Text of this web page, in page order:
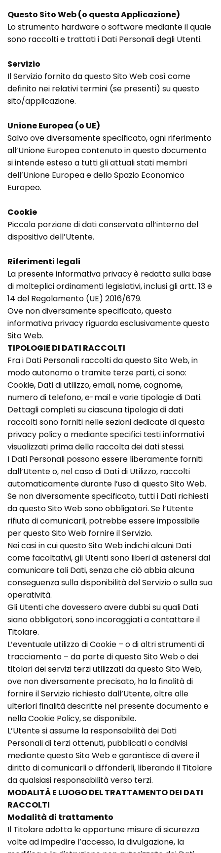
Questo Sito Web (o questa Applicazione)
Lo strumento hardware o software mediante il quale
sono raccolti e trattati i Dati Personali degli Utenti.
Servizio
Il Servizio fornito da questo Sito Web così come
definito nei relativi termini (se presenti) su questo
sito/applicazione.
Unione Europea (o UE)
Salvo ove diversamente specificato, ogni riferimento
all’Unione Europea contenuto in questo documento
si intende esteso a tutti gli attuali stati membri
dell’Unione Europea e dello Spazio Economico
Europeo.
Cookie
Piccola porzione di dati conservata all’interno del
dispositivo dell’Utente.
Riferimenti legali
La presente informativa privacy è redatta sulla base
di molteplici ordinamenti legislativi, inclusi gli artt. 13 e
14 del Regolamento (UE) 2016/679.
Ove non diversamente specificato, questa
informativa privacy riguarda esclusivamente questo
Sito Web.
TIPOLOGIE DI DATI RACCOLTI
Fra i Dati Personali raccolti da questo Sito Web, in
modo autonomo o tramite terze parti, ci sono:
Cookie, Dati di utilizzo, email, nome, cognome,
numero di telefono, e-mail e varie tipologie di Dati.
Dettagli completi su ciascuna tipologia di dati
raccolti sono forniti nelle sezioni dedicate di questa
privacy policy o mediante specifici testi informativi
visualizzati prima della raccolta dei dati stessi.
I Dati Personali possono essere liberamente forniti
dall’Utente o, nel caso di Dati di Utilizzo, raccolti
automaticamente durante l’uso di questo Sito Web.
Se non diversamente specificato, tutti i Dati richiesti
da questo Sito Web sono obbligatori. Se l’Utente
rifiuta di comunicarli, potrebbe essere impossibile
per questo Sito Web fornire il Servizio.
Nei casi in cui questo Sito Web indichi alcuni Dati
come facoltativi, gli Utenti sono liberi di astenersi dal
comunicare tali Dati, senza che ciò abbia alcuna
conseguenza sulla disponibilità del Servizio o sulla sua
operatività.
Gli Utenti che dovessero avere dubbi su quali Dati
siano obbligatori, sono incoraggiati a contattare il
Titolare.
L’eventuale utilizzo di Cookie – o di altri strumenti di
tracciamento – da parte di questo Sito Web o dei
titolari dei servizi terzi utilizzati da questo Sito Web,
ove non diversamente precisato, ha la finalità di
fornire il Servizio richiesto dall’Utente, oltre alle
ulteriori finalità descritte nel presente documento e
nella Cookie Policy, se disponibile.
L’Utente si assume la responsabilità dei Dati
Personali di terzi ottenuti, pubblicati o condivisi
mediante questo Sito Web e garantisce di avere il
diritto di comunicarli o diffonderli, liberando il Titolare
da qualsiasi responsabilità verso terzi.
MODALITÀ E LUOGO DEL TRATTAMENTO DEI DATI
RACCOLTI
Modalità di trattamento
Il Titolare adotta le opportune misure di sicurezza
volte ad impedire l’accesso, la divulgazione, la